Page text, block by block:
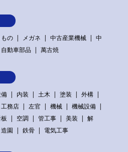
もの メガネ 中古産業機械
中
自動車部品 萬古焼
内装 土木 塗装
外構
工務店 左官 機械
機械設備
空調 管工事 美装
解
造園 鉄骨 電気工事